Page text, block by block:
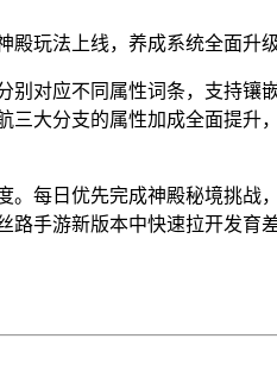
对应不同属性词条，支持
大分支的属性加成全面提
每日优先完成神殿秘境挑战
手游新版本中快速拉开发育